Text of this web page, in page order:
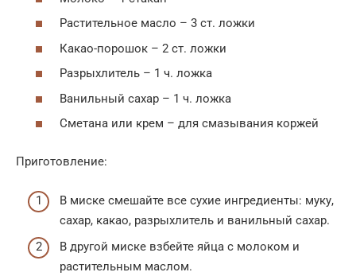
Растительное масло – 3 ст. ложки
Какао-порошок – 2 ст. ложки
Разрыхлитель – 1 ч. ложка
Ванильный сахар – 1 ч. ложка
Сметана или крем – для смазывания коржей
Приготовление:
В миске смешайте все сухие ингредиенты: муку,
сахар, какао, разрыхлитель и ванильный сахар.
В другой миске взбейте яйца с молоком и
растительным маслом.